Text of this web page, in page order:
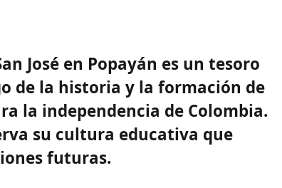
José en Popayán es un tesoro
de la historia y la formación de
la independencia de Colombia.
su cultura educativa que
futuras.